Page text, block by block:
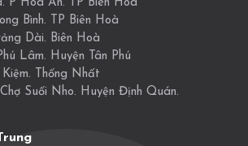
P Hoá An. TP Biên Hoà
Bình. TP Biên Hoà
Dài. Biên Hoà
Lâm. Huyện Tân Phú
Thống Nhất
Suối Nho. Huyện Định Quán.